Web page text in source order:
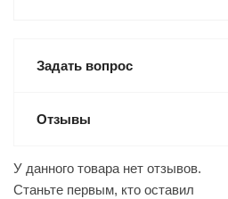
Задать вопрос
Отзывы
У данного товара нет отзывов.
Станьте первым, кто оставил